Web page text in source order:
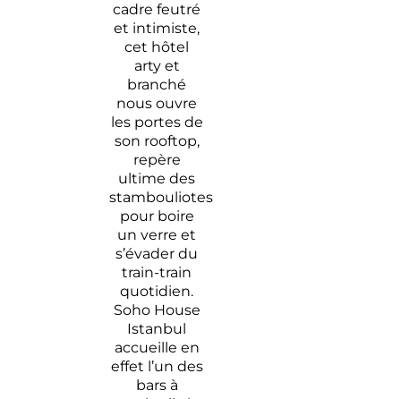
cadre feutré
et intimiste,
cet hôtel
arty et
branché
nous ouvre
les portes de
son rooftop,
repère
ultime des
stambouliotes
pour boire
un verre et
s’évader du
train-train
quotidien.
Soho House
Istanbul
accueille en
effet l’un des
bars à